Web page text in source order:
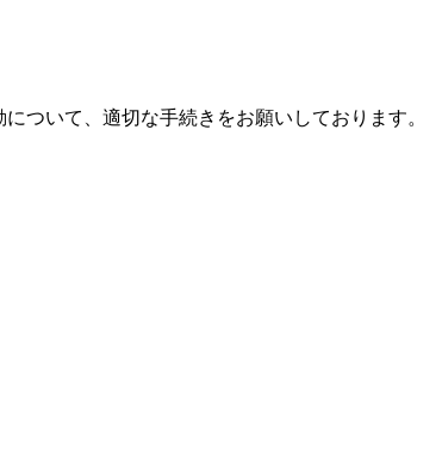
ついて、適切な手続きをお願いしております。